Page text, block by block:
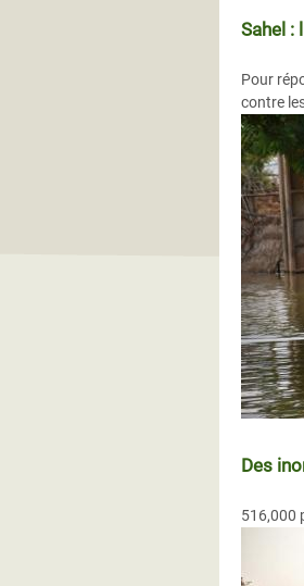
Sahel :
Pour
contre
Des
516,000